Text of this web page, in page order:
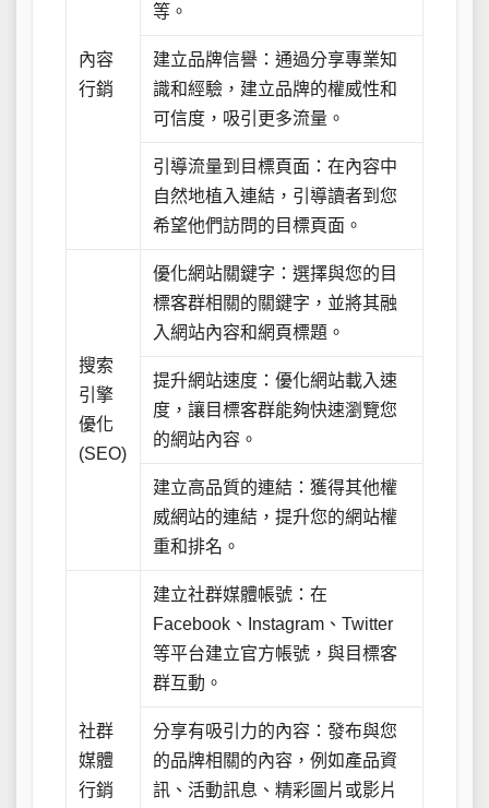
內容
行銷
等。
建立品牌信譽：通過分享專業知
識和經驗，建立品牌的權威性和
可信度，吸引更多流量。
引導流量到目標頁面：在內容中
自然地植入連結，引導讀者到您
希望他們訪問的目標頁面。
搜索
引擎
優化
(SEO)
優化網站關鍵字：選擇與您的目
標客群相關的關鍵字，並將其融
入網站內容和網頁標題。
提升網站速度：優化網站載入速
度，讓目標客群能夠快速瀏覽您
的網站內容。
建立高品質的連結：獲得其他權
威網站的連結，提升您的網站權
重和排名。
社群
媒體
行銷
建立社群媒體帳號：在
Facebook、Instagram、Twitter
等平台建立官方帳號，與目標客
群互動。
分享有吸引力的內容：發布與您
的品牌相關的內容，例如產品資
訊、活動訊息、精彩圖片或影片